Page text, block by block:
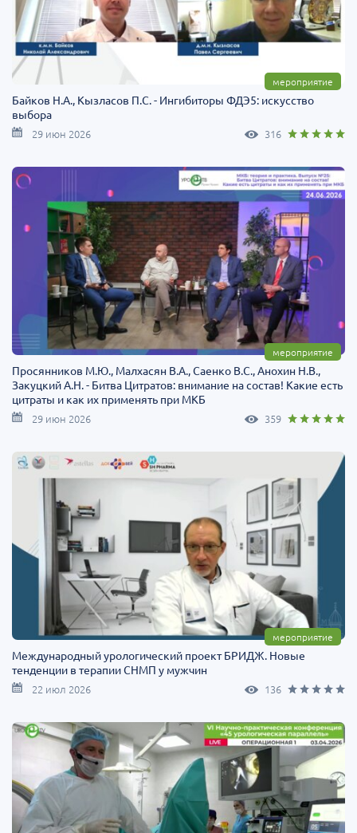
мероприятие
Байков Н.А., Кызласов П.C. - Ингибиторы ФДЭ5: искусство
выбора
29 июн 2026 316
мероприятие
Просянников М.Ю., Малхасян В.А., Саенко В.С., Анохин Н.В.,
Закуцкий А.Н. - Битва Цитратов: внимание на состав! Какие есть
цитраты и как их применять при МКБ
29 июн 2026 359
мероприятие
Международный урологический проект БРИДЖ. Новые
тенденции в терапии СНМП у мужчин
22 июл 2026 136